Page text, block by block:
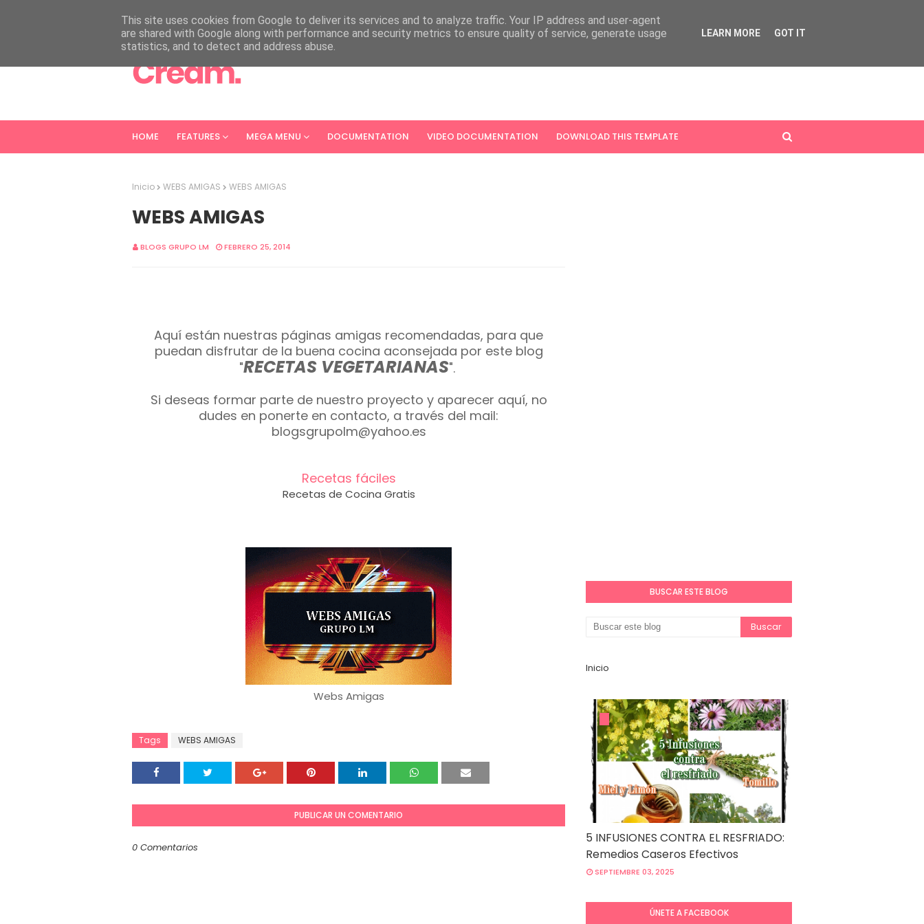
HOME FEATURES MEGA MENU DOCUMENTATION VIDEO DOCUMENTATION DOWNLOAD THIS TEMPLATE
Inicio WEBS AMIGAS WEBS AMIGAS
WEBS AMIGAS
BLOGS GRUPO LM FEBRERO 25, 2014
Aquí están nuestras páginas amigas recomendadas, para que
puedan disfrutar de la buena cocina aconsejada por este blog
"RECETAS VEGETARIANAS".
Si deseas formar parte de nuestro proyecto y aparecer aquí, no
dudes en ponerte en contacto, a través del mail:
blogsgrupolm@yahoo.es
Recetas fáciles
Recetas de Cocina Gratis
Webs Amigas
Tags WEBS AMIGAS
PUBLICAR UN COMENTARIO
0 Comentarios
BUSCAR ESTE BLOG
Inicio
5 INFUSIONES CONTRA EL RESFRIADO:
Remedios Caseros Efectivos
SEPTIEMBRE 03, 2025
ÚNETE A FACEBOOK
This site uses cookies from Google to deliver its services and to analyze traffic. Your IP address and user-agent
are shared with Google along with performance and security metrics to ensure quality of service, generate usage
statistics, and to detect and address abuse.
LEARN MORE GOT IT